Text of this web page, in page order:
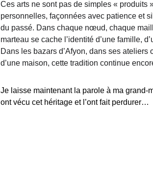
Ces arts ne sont pas de simples « produits
personnelles, façonnées avec patience et
du passé. Dans chaque nœud, chaque
marteau se cache l’identité d’une famille,
Dans les bazars d’Afyon, dans ses ateliers
d’une maison, cette tradition continue
Je laisse maintenant la parole à ma grand-
ont vécu cet héritage et l’ont fait perdurer…